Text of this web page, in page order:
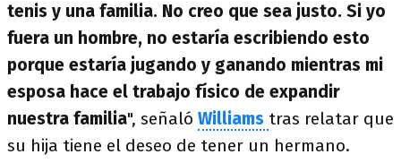
tenis y una familia. No creo que sea justo. Si yo
fuera un hombre, no estaría escribiendo esto
porque estaría jugando y ganando mientras mi
esposa hace el trabajo físico de expandir
nuestra familia", señaló Williams tras relatar que
su hija tiene el deseo de tener un hermano.